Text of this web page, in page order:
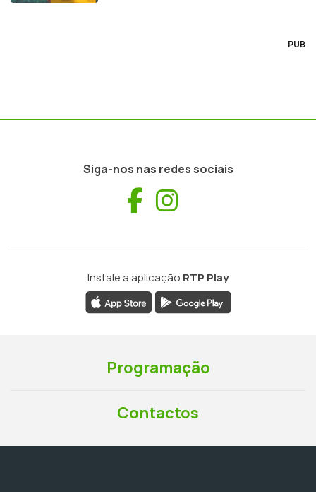
PUB
Siga-nos nas redes sociais
Facebook
Instale a aplicação RTP Play
Programação
Contactos